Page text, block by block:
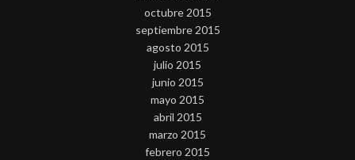
octubre 2015
septiembre 2015
agosto 2015
julio 2015
junio 2015
mayo 2015
abril 2015
marzo 2015
febrero 2015